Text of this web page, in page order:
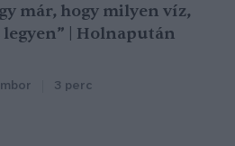
már, hogy milyen víz,
legyen” | Holnapután
3 perc